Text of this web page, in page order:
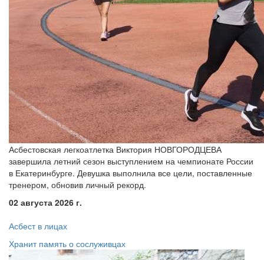
Асбестовская легкоатлетка Виктория НОВГОРОДЦЕВА
завершила летний сезон выступлением на чемпионате России
в Екатеринбурге. Девушка выполнила все цели, поставленные
тренером, обновив личный рекорд.
02 августа 2026 г.
Асбест в лицах
Хранит память о сослуживцах